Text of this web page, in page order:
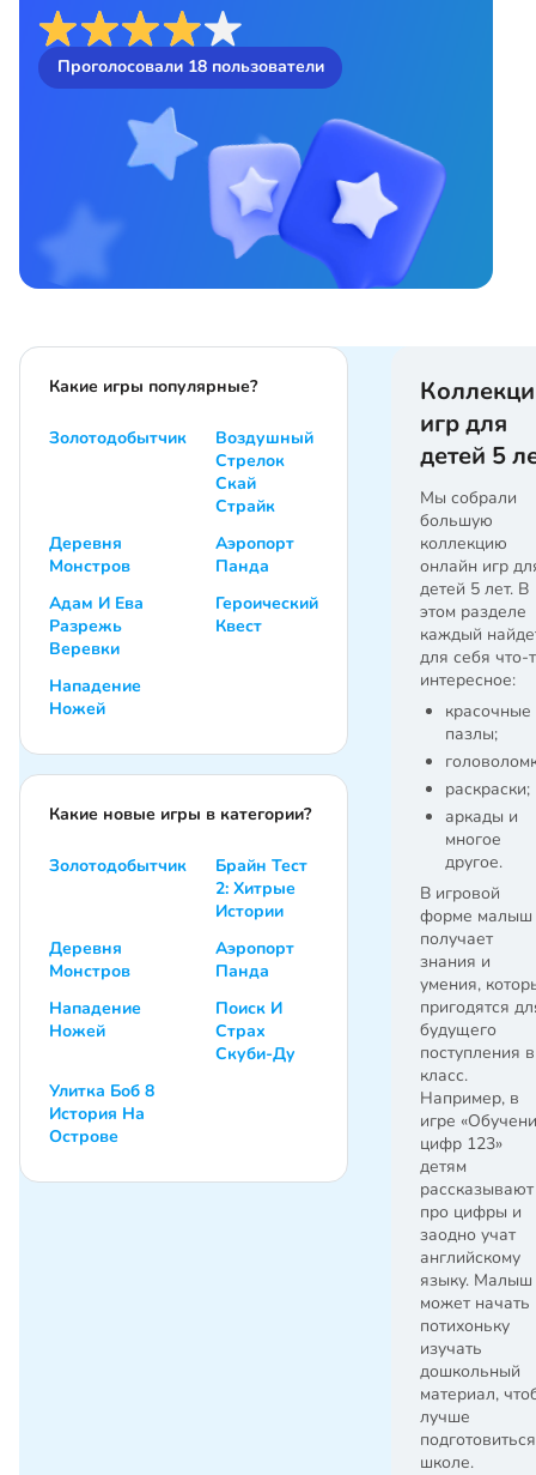
Проголосовали 18пользователи
игр для
детей 5
Мы собрали
большую
коллекцию
онлайн игр
детей 5 лет. В
этом разделе
каждый
для себя что-
интересное:
красочные
пазлы;
раскраски;
аркады и
многое
другое.
В игровой
форме малыш
получает
знания и
умения,
пригодятся
будущего
поступления
класс.
Например, в
игре
цифр 123»
детям
рассказывают
про цифры и
заодно учат
английскому
языку. Малыш
может начать
потихоньку
изучать
дошкольный
материал,
лучше
школе.
Какие игры популярные?
Золотодобытчик
Воздушный
Стрелок
Скай
Страйк
Деревня
Монстров
Аэропорт
Панда
Адам И Ева
Разрежь
Веревки
Героический
Квест
Нападение
Ножей
Какие новые игры в категории?
Золотодобытчик
Брайн Тест
2: Хитрые
Истории
Деревня
Монстров
Аэропорт
Панда
Нападение
Ножей
Поиск И
Страх
Скуби-Ду
Улитка Боб 8
История На
Острове